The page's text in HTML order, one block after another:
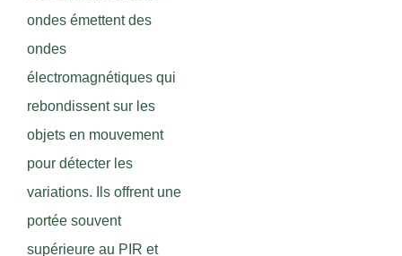
ondes émettent des
ondes
électromagnétiques qui
rebondissent sur les
objets en mouvement
pour détecter les
variations. Ils offrent une
portée souvent
supérieure au PIR et